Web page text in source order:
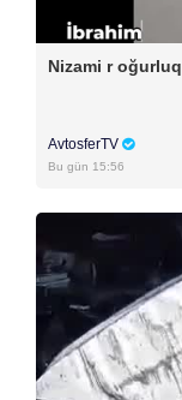
Nizami r oğurluq
AvtosferTV
Bu gün 15:56